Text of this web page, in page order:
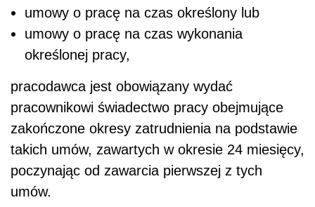
umowy o pracę na czas określony lub
umowy o pracę na czas wykonania
określonej pracy,
pracodawca jest obowiązany wydać
pracownikowi świadectwo pracy obejmujące
zakończone okresy zatrudnienia na podstawie
takich umów, zawartych w okresie 24 miesięcy,
poczynając od zawarcia pierwszej z tych
umów.